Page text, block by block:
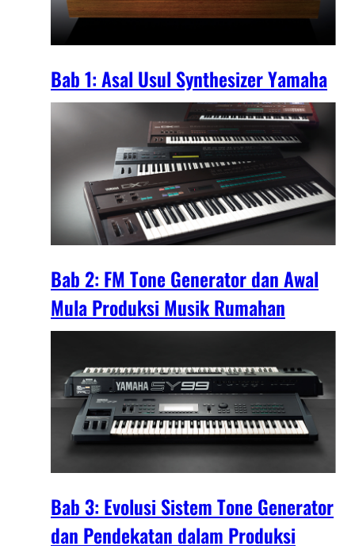
Bab 1: Asal Usul Synthesizer Yamaha
Bab 2: FM Tone Generator dan Awal
Mula Produksi Musik Rumahan
Bab 3: Evolusi Sistem Tone Generator
dan Pendekatan dalam Produksi